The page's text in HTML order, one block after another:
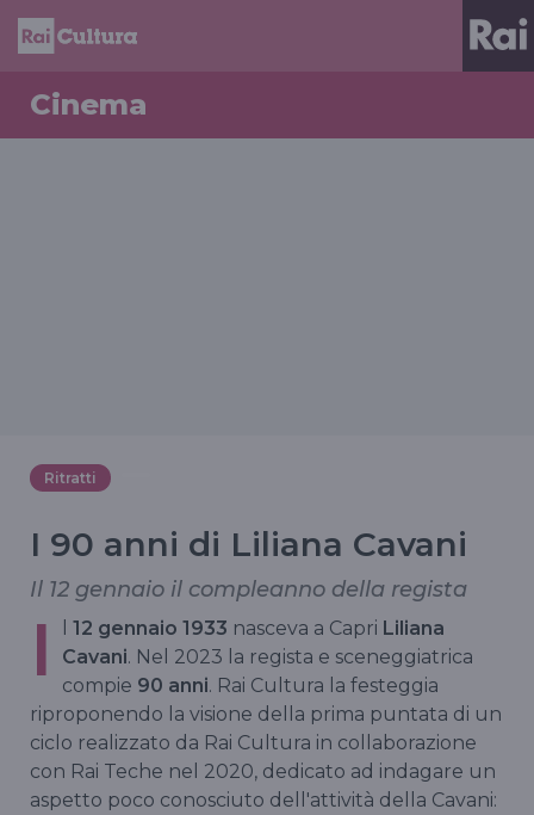
Cinema
Ritratti
I 90 anni di Liliana Cavani
Il 12 gennaio il compleanno della regista
I 12 gennaio 1933 nasceva a Capri Liliana
Cavani. Nel 2023 la regista e sceneggiatrica
compie 90 anni. Rai Cultura la festeggia
riproponendo la visione della prima puntata di un
ciclo realizzato da Rai Cultura in collaborazione
con Rai Teche nel 2020, dedicato ad indagare un
aspetto poco conosciuto dell'attività della Cavani: